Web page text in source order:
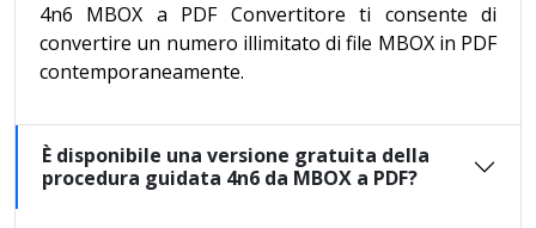
4n6 MBOX a PDF Convertitore ti consente di
convertire un numero illimitato di file MBOX in PDF
contemporaneamente.
È disponibile una versione gratuita della
procedura guidata 4n6 da MBOX a PDF?